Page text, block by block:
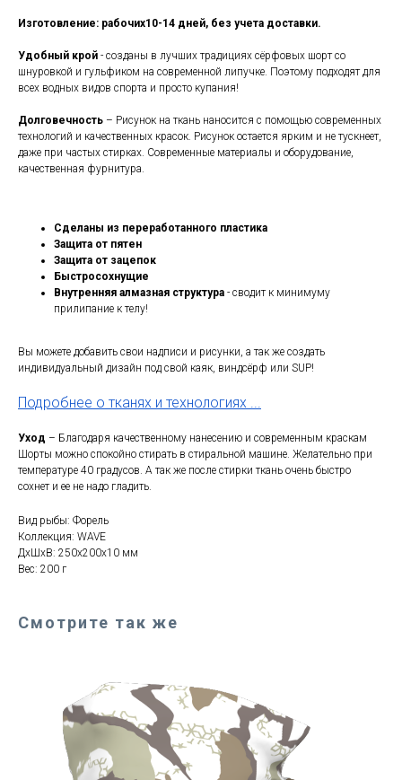
Изготовление: рабочих10-14 дней, без учета доставки.
Удобный крой - созданы в лучших традициях сёрфовых шорт со
шнуровкой и гульфиком на современной липучке. Поэтому подходят для
всех водных видов спорта и просто купания!
Долговечность – Рисунок на ткань наносится с помощью современных
технологий и качественных красок. Рисунок остается ярким и не тускнеет,
даже при частых стирках. Современные материалы и оборудование,
качественная фурнитура.
Сделаны из переработанного пластика
Защита от пятен
Защита от зацепок
Быстросохнущие
Внутренняя алмазная структура - сводит к минимуму
прилипание к телу!
Вы можете добавить свои надписи и рисунки, а так же создать
индивидуальный дизайн под свой каяк, виндсёрф или SUP!
Подробнее о тканях и технологиях ...
Уход – Благодаря качественному нанесению и современным краскам
Шорты можно спокойно стирать в стиральной машине. Желательно при
температуре 40 градусов. А так же после стирки ткань очень быстро
сохнет и ее не надо гладить.
Вид рыбы: Форель
Коллекция: WAVE
ДxШxВ: 250x200x10 мм
Вес: 200 г
Смотрите так же